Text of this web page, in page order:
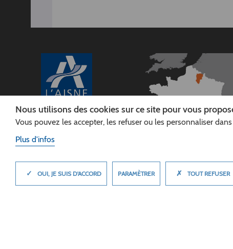
CONSEIL
L'AISNE
Rue Paul Doumer
Nous utilisons des cookies sur ce site pour vous
Vous pouvez les accepter, les refuser ou les personnaliser
Plus d'infos
✓ OUI, JE SUIS D'ACCORD PARAMÈTRER ✗ TOUT REFUSER
MASQUER